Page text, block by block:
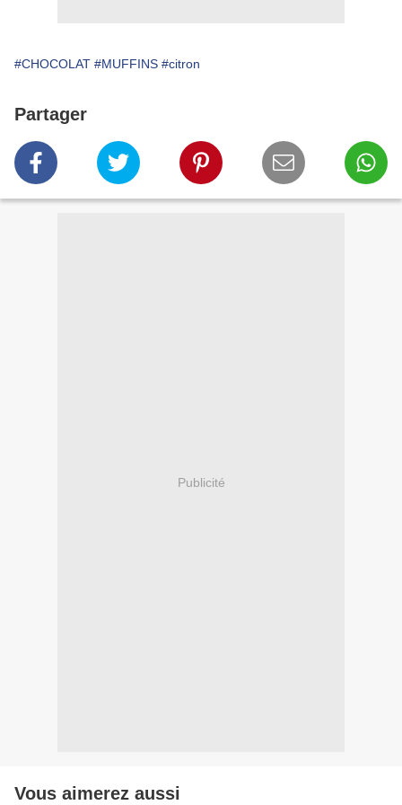
#CHOCOLAT #MUFFINS #citron
Partager
Publicité
Vous aimerez aussi